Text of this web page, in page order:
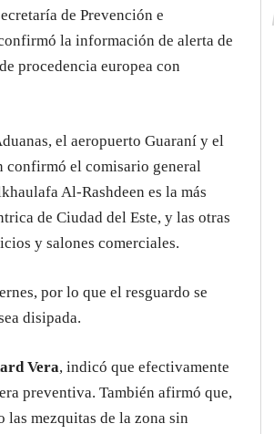
de Prevención e
la información de alerta de
procedencia europea con
el aeropuerto Guaraní y el
confirmó el comisario general
Al-Rashdeen es la más
de Ciudad del Este, y las otras
y salones comerciales.
por lo que el resguardo se
disipada.
Vera, indicó que efectivamente
preventiva. También afirmó que,
mezquitas de la zona sin